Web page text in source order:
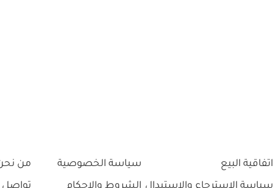
اتفاقية البيع
سياسة الخصوصية
من